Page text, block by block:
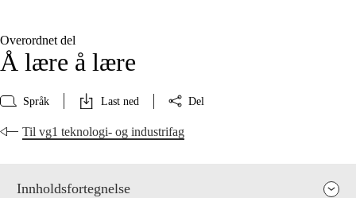
Overordnet del
Å lære å lære
Språk Last ned Del
Til vg1 teknologi- og industrifag
Innholdsfortegnelse